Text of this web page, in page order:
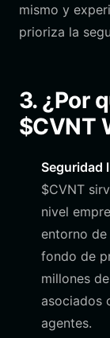
mismo y
prioriza la
3. ¿Por
$CVNT
Seguridad
$CVNT
nivel
entorno
fondo de
millones
asociados
agentes.